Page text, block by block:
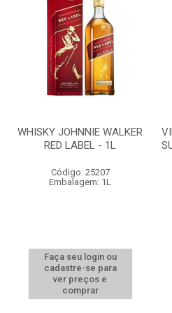
WHISKY JOHNNIE WALKER
RED LABEL - 1L
Código: 25207
Embalagem: 1L
Faça seu login ou
cadastre-se para
ver preços e
comprar